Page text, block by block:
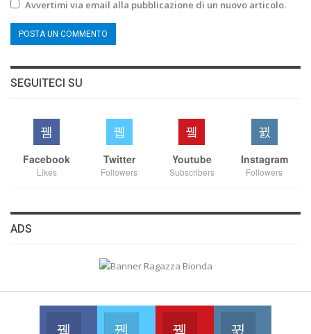
Avvertimi via email alla pubblicazione di un nuovo articolo.
SEGUITECI SU
Facebook
Likes
Twitter
Followers
Youtube
Subscribers
Instagram
Followers
ADS
Facebook Youtube